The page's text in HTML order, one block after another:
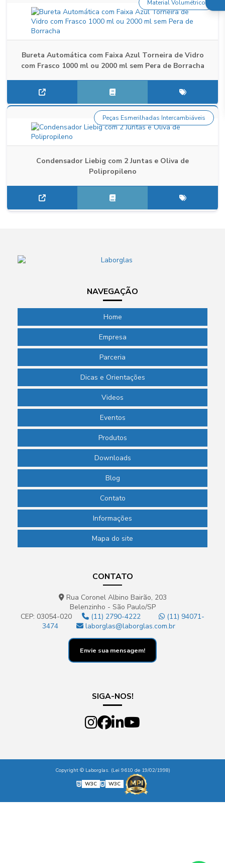
Bureta Automática com Faixa Azul Torneira de Vidro
com Frasco 1000 ml ou 2000 ml sem Pera de Borracha
Material Volumétrico
Condensador Liebig com 2 Juntas e Oliva de
Polipropileno
Peças Esmerilhadas Intercambiáveis
NAVEGAÇÃO
Home
Empresa
Parceria
Dicas e Orientações
Videos
Eventos
Produtos
Downloads
Blog
Contato
Informações
Mapa do site
CONTATO
Rua Coronel Albino Bairão, 203
Belenzinho - São Paulo/SP
CEP: 03054-020
(11) 2790-4222
(11) 94071-
3474
laborglas@laborglas.com.br
Envie sua mensagem!
SIGA-NOS!
Copyright © Laborglas. (Lei 9610 de 19/02/1998)
W3C
W3C